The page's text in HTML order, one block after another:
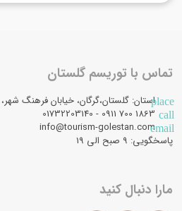
تماس با توریسم گلستان
placeاستان: گلستان،گرگان، خیابان فرهنگ شهر، پلاک 17،
call
email
info@tourism-golestan.com
پاسخگویی: ۹ صبح الی 19
مارا دنبال کنید